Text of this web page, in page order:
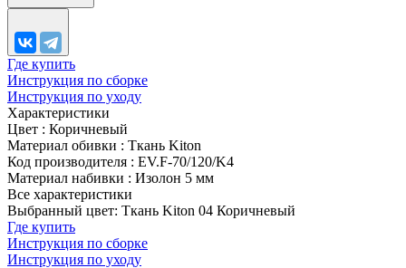
Где купить
Инструкция по сборке
Инструкция по уходу
Характеристики
Цвет : Коричневый
Материал обивки : Ткань Kiton
Код производителя : EV.F-70/120/K4
Материал набивки : Изолон 5 мм
Все характеристики
Выбранный цвет: Ткань Kiton 04 Коричневый
Где купить
Инструкция по сборке
Инструкция по уходу